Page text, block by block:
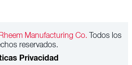
Manufacturing Co. Todos los
reservados.
Privacidad